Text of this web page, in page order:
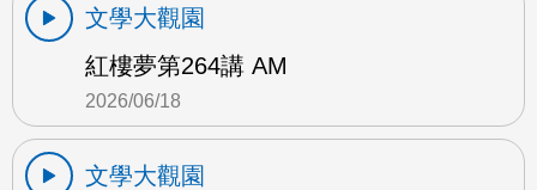
文學大觀園
紅樓夢第264講 AM
2026/06/18
文學大觀園